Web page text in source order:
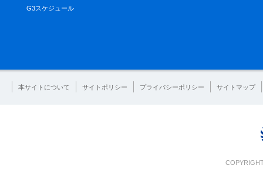
G3スケジュール
本サイトについて サイトポリシー プライバシーポリシー サイトマップ